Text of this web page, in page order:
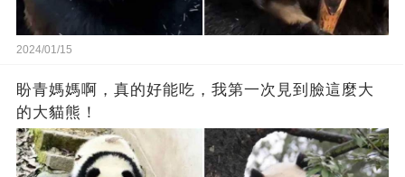
2024/01/15
盼青媽媽啊，真的好能吃，我第一次見到臉這麼大
的大貓熊！